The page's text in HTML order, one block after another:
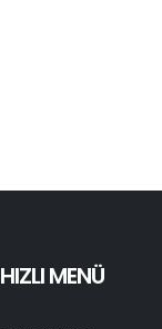
HIZLI MENÜ